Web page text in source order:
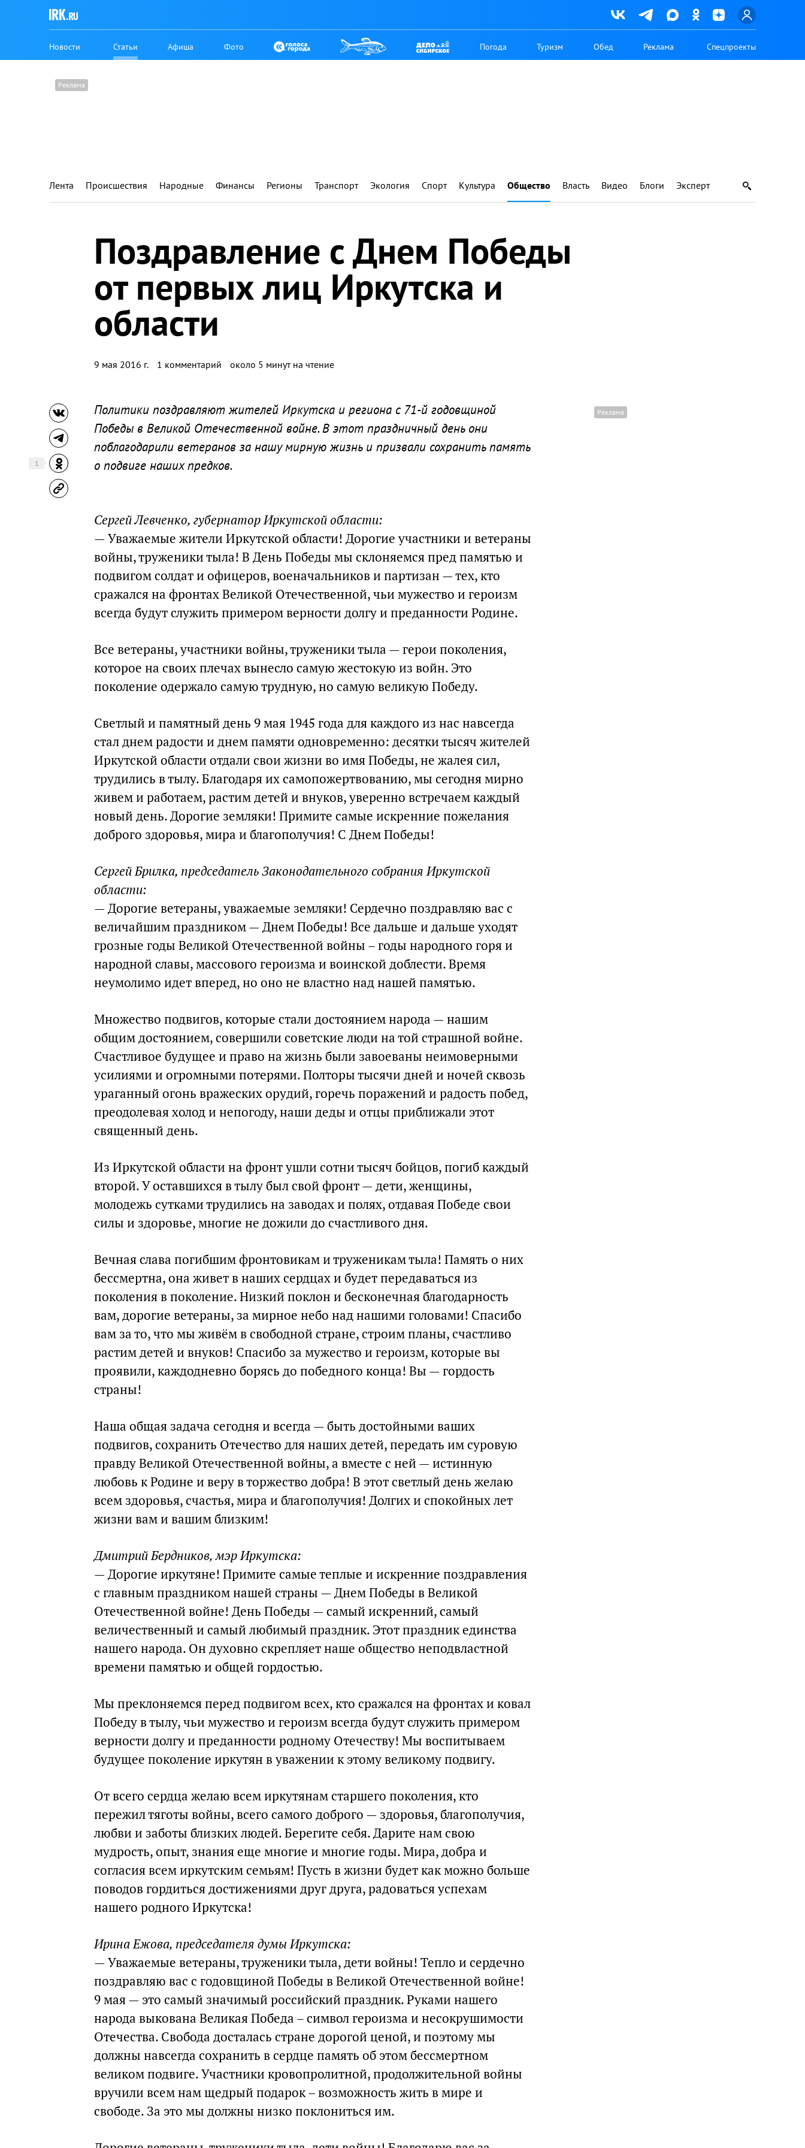
Новости Статьи Афиша Фото Погода Туризм Обед Реклама Спецпроекты
Лента Происшествия Народные Финансы Регионы Транспорт Экология Спорт Культура Общество Власть Видео Блоги Эксперт
Поздравление с Днем Победы
от первых лиц Иркутска и
области
9 мая 2016 г. 1 комментарий около 5 минут на чтение
Политики поздравляют жителей Иркутска и региона с 71-й годовщиной
Победы в Великой Отечественной войне. В этот праздничный день они
поблагодарили ветеранов за нашу мирную жизнь и призвали сохранить память
о подвиге наших предков.
1
Сергей Левченко, губернатор Иркутской области:
— Уважаемые жители Иркутской области! Дорогие участники и ветераны
войны, труженики тыла! В День Победы мы склоняемся пред памятью и
подвигом солдат и офицеров, военачальников и партизан — тех, кто
сражался на фронтах Великой Отечественной, чьи мужество и героизм
всегда будут служить примером верности долгу и преданности Родине.
Все ветераны, участники войны, труженики тыла — герои поколения,
которое на своих плечах вынесло самую жестокую из войн. Это
поколение одержало самую трудную, но самую великую Победу.
Светлый и памятный день 9 мая 1945 года для каждого из нас навсегда
стал днем радости и днем памяти одновременно: десятки тысяч жителей
Иркутской области отдали свои жизни во имя Победы, не жалея сил,
трудились в тылу. Благодаря их самопожертвованию, мы сегодня мирно
живем и работаем, растим детей и внуков, уверенно встречаем каждый
новый день. Дорогие земляки! Примите самые искренние пожелания
доброго здоровья, мира и благополучия! С Днем Победы!
Сергей Брилка, председатель Законодательного собрания Иркутской
области:
— Дорогие ветераны, уважаемые земляки! Сердечно поздравляю вас с
величайшим праздником — Днем Победы! Все дальше и дальше уходят
грозные годы Великой Отечественной войны – годы народного горя и
народной славы, массового героизма и воинской доблести. Время
неумолимо идет вперед, но оно не властно над нашей памятью.
Множество подвигов, которые стали достоянием народа — нашим
общим достоянием, совершили советские люди на той страшной войне.
Счастливое будущее и право на жизнь были завоеваны неимоверными
усилиями и огромными потерями. Полторы тысячи дней и ночей сквозь
ураганный огонь вражеских орудий, горечь поражений и радость побед,
преодолевая холод и непогоду, наши деды и отцы приближали этот
священный день.
Из Иркутской области на фронт ушли сотни тысяч бойцов, погиб каждый
второй. У оставшихся в тылу был свой фронт — дети, женщины,
молодежь сутками трудились на заводах и полях, отдавая Победе свои
силы и здоровье, многие не дожили до счастливого дня.
Вечная слава погибшим фронтовикам и труженикам тыла! Память о них
бессмертна, она живет в наших сердцах и будет передаваться из
поколения в поколение. Низкий поклон и бесконечная благодарность
вам, дорогие ветераны, за мирное небо над нашими головами! Спасибо
вам за то, что мы живём в свободной стране, строим планы, счастливо
растим детей и внуков! Спасибо за мужество и героизм, которые вы
проявили, каждодневно борясь до победного конца! Вы — гордость
страны!
Наша общая задача сегодня и всегда — быть достойными ваших
подвигов, сохранить Отечество для наших детей, передать им суровую
правду Великой Отечественной войны, а вместе с ней — истинную
любовь к Родине и веру в торжество добра! В этот светлый день желаю
всем здоровья, счастья, мира и благополучия! Долгих и спокойных лет
жизни вам и вашим близким!
Дмитрий Бердников, мэр Иркутска:
— Дорогие иркутяне! Примите самые теплые и искренние поздравления
с главным праздником нашей страны — Днем Победы в Великой
Отечественной войне! День Победы — самый искренний, самый
величественный и самый любимый праздник. Этот праздник единства
нашего народа. Он духовно скрепляет наше общество неподвластной
времени памятью и общей гордостью.
Мы преклоняемся перед подвигом всех, кто сражался на фронтах и ковал
Победу в тылу, чьи мужество и героизм всегда будут служить примером
верности долгу и преданности родному Отечеству! Мы воспитываем
будущее поколение иркутян в уважении к этому великому подвигу.
От всего сердца желаю всем иркутянам старшего поколения, кто
пережил тяготы войны, всего самого доброго — здоровья, благополучия,
любви и заботы близких людей. Берегите себя. Дарите нам свою
мудрость, опыт, знания еще многие и многие годы. Мира, добра и
согласия всем иркутским семьям! Пусть в жизни будет как можно больше
поводов гордиться достижениями друг друга, радоваться успехам
нашего родного Иркутска!
Ирина Ежова, председателя думы Иркутска:
— Уважаемые ветераны, труженики тыла, дети войны! Тепло и сердечно
поздравляю вас с годовщиной Победы в Великой Отечественной войне!
9 мая — это самый значимый российский праздник. Руками нашего
народа выкована Великая Победа – символ героизма и несокрушимости
Отечества. Свобода досталась стране дорогой ценой, и поэтому мы
должны навсегда сохранить в сердце память об этом бессмертном
великом подвиге. Участники кровопролитной, продолжительной войны
вручили всем нам щедрый подарок – возможность жить в мире и
свободе. За это мы должны низко поклониться им.